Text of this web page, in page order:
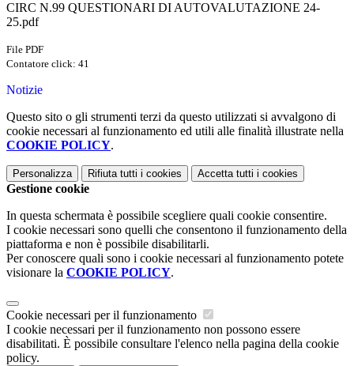
CIRC N.99 QUESTIONARI DI AUTOVALUTAZIONE 24-
25.pdf
File PDF
Contatore click: 41
Notizie
Questo sito o gli strumenti terzi da questo utilizzati si avvalgono di
cookie necessari al funzionamento ed utili alle finalità illustrate nella
COOKIE POLICY.
Personalizza Rifiuta tutti i cookies Accetta tutti i cookies
Gestione cookie
In questa schermata è possibile scegliere quali cookie consentire.
I cookie necessari sono quelli che consentono il funzionamento della
piattaforma e non è possibile disabilitarli.
Per conoscere quali sono i cookie necessari al funzionamento potete
visionare la COOKIE POLICY.
Cookie necessari per il funzionamento
I cookie necessari per il funzionamento non possono essere
disabilitati. È possibile consultare l'elenco nella pagina della cookie
policy.